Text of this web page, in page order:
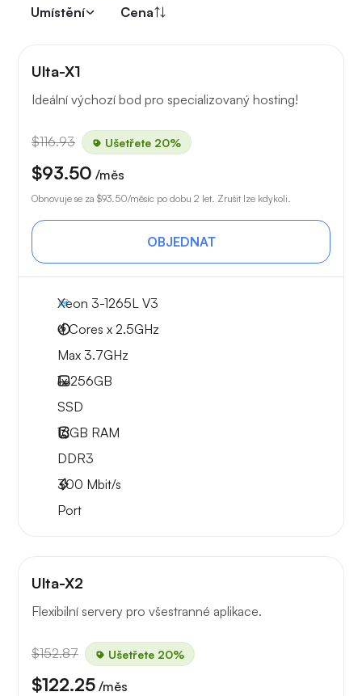
Umístění
Cena
Ulta-X1
Ideální výchozí bod pro specializovaný hosting!
$116.93 Ušetřete 20%
$93.50 /měs
Obnovuje se za $93.50/měsíc po dobu 2 let. Zrušit lze kdykoli.
OBJEDNAT
Xeon 3-1265L V3
4 Cores x 2.5GHz
Max 3.7GHz
1x256GB
SSD
16GB RAM
DDR3
300 Mbit/s
Port
Ulta-X2
Flexibilní servery pro všestranné aplikace.
$152.87 Ušetřete 20%
$122.25 /měs